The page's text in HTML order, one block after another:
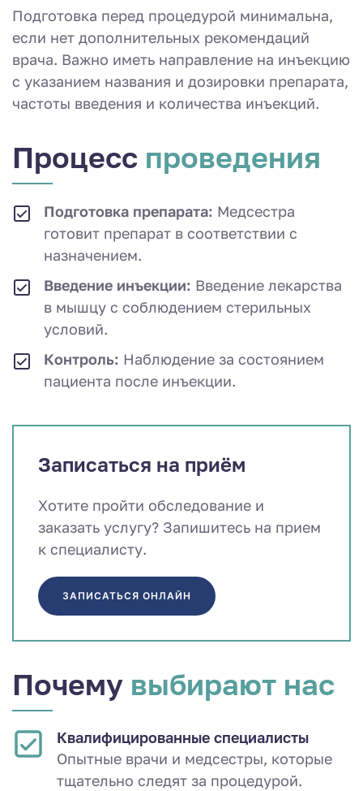
Подготовка перед процедурой минимальна,
если нет дополнительных рекомендаций
врача. Важно иметь направление на инъекцию
с указанием названия и дозировки препарата,
частоты введения и количества инъекций.
Процесс проведения
Подготовка препарата: Медсестра
готовит препарат в соответствии с
назначением.
Введение инъекции: Введение лекарства
в мышцу с соблюдением стерильных
условий.
Контроль: Наблюдение за состоянием
пациента после инъекции.
Записаться на приём
Хотите пройти обследование и
заказать услугу? Запишитесь на прием
к специалисту.
ЗАПИСАТЬСЯ ОНЛАЙН
Почему выбирают нас
Квалифицированные специалисты
Опытные врачи и медсестры, которые
тщательно следят за процедурой.